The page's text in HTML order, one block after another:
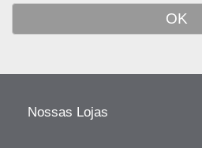
Nossas Lojas